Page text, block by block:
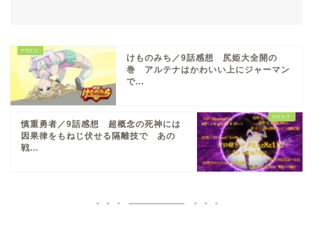
けものみち／9話感想 尻姫大全開の
巻 アルテナはかわいい上にジャーマン
で...
慎重勇者／9話感想 超概念の死神には
因果律をもねじ伏せる隔離技で あの
戦...